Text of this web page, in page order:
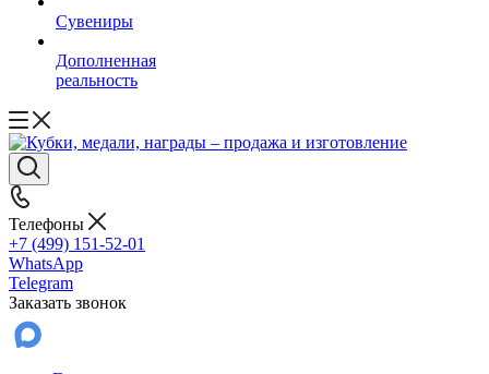
Сувениры
Дополненная
реальность
Телефоны
+7 (499) 151-52-01
WhatsApp
Telegram
Заказать звонок